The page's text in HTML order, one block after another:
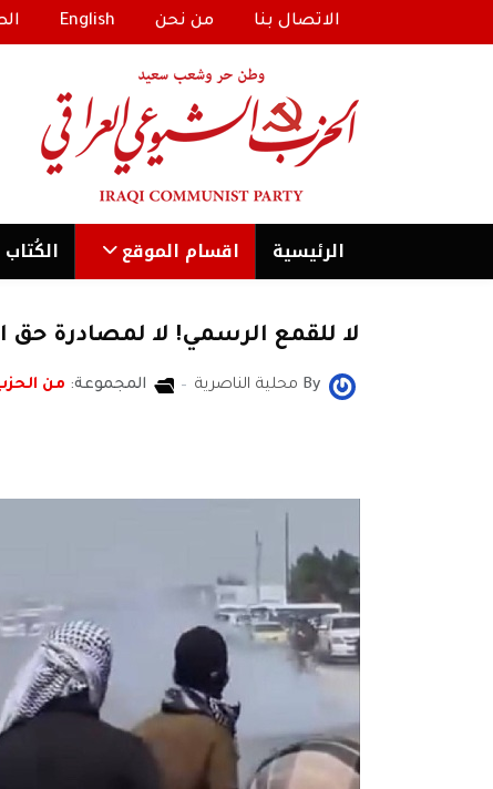
الاتصال بنا من نحن English
الرئیسية اقسام الموقع الكُتاب
لا للقمع الرسمي! لا لمصادرة حق
By محلية الناصرية المجموعة: من